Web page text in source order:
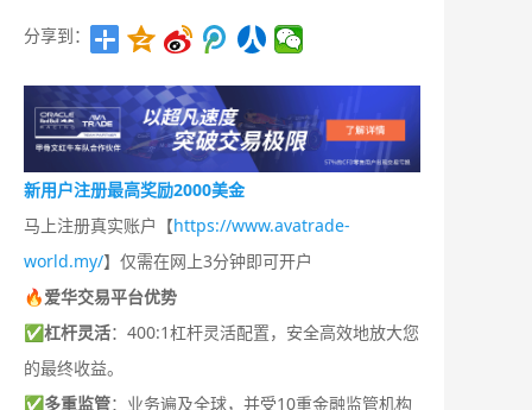
分享到：
新用户注册最高奖励2000美金
马上注册真实账户【https://www.avatrade-
world.my/】仅需在网上3分钟即可开户
🔥爱华交易平台优势
✅杠杆灵活：400:1杠杆灵活配置，安全高效地放大您
的最终收益。
✅多重监管：业务遍及全球，并受10重金融监管机构